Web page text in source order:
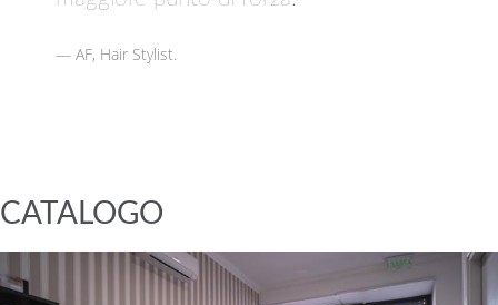
AF, Hair Stylist.
CATALOGO